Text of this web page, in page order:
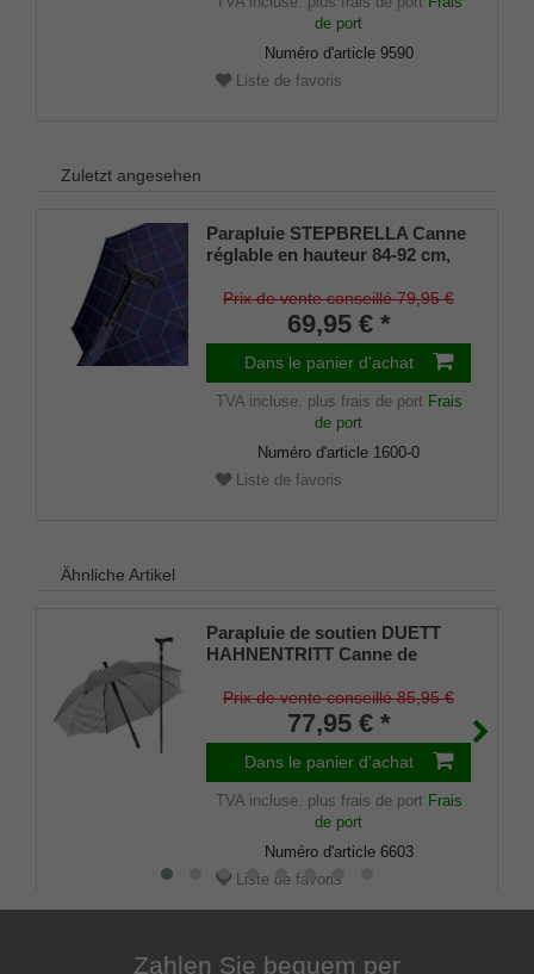
de port
Numéro d'article 9590
Liste de favoris
Zuletzt angesehen
Parapluie STEPBRELLA Canne
réglable en hauteur 84-92 cm,
toucher, ouverture
automatique, structure du
parapluie composée de 8
baleines stables, toit du
parapluie en tissu noble à
carreaux bleu rouge
Prix de vente conseillé 79,95 €
69,95 € *
Dans le panier d'achat
TVA incluse. plus frais de port Frais
de port
Numéro d'article 1600-0
Liste de favoris
Ähnliche Artikel
Parapluie de soutien DUETT
HAHNENTRITT Canne de
en hauteur, poignée Fritz,
housse de parapluie, fermeture
velcro, amortisseur en
caoutchouc Femmes et
hommes
Prix de vente conseillé 85,95 €
77,95 € *
Dans le panier d'achat
TVA incluse. plus frais de port Frais
de port
Numéro d'article 6603
Liste de favoris
Zahlen Sie bequem per